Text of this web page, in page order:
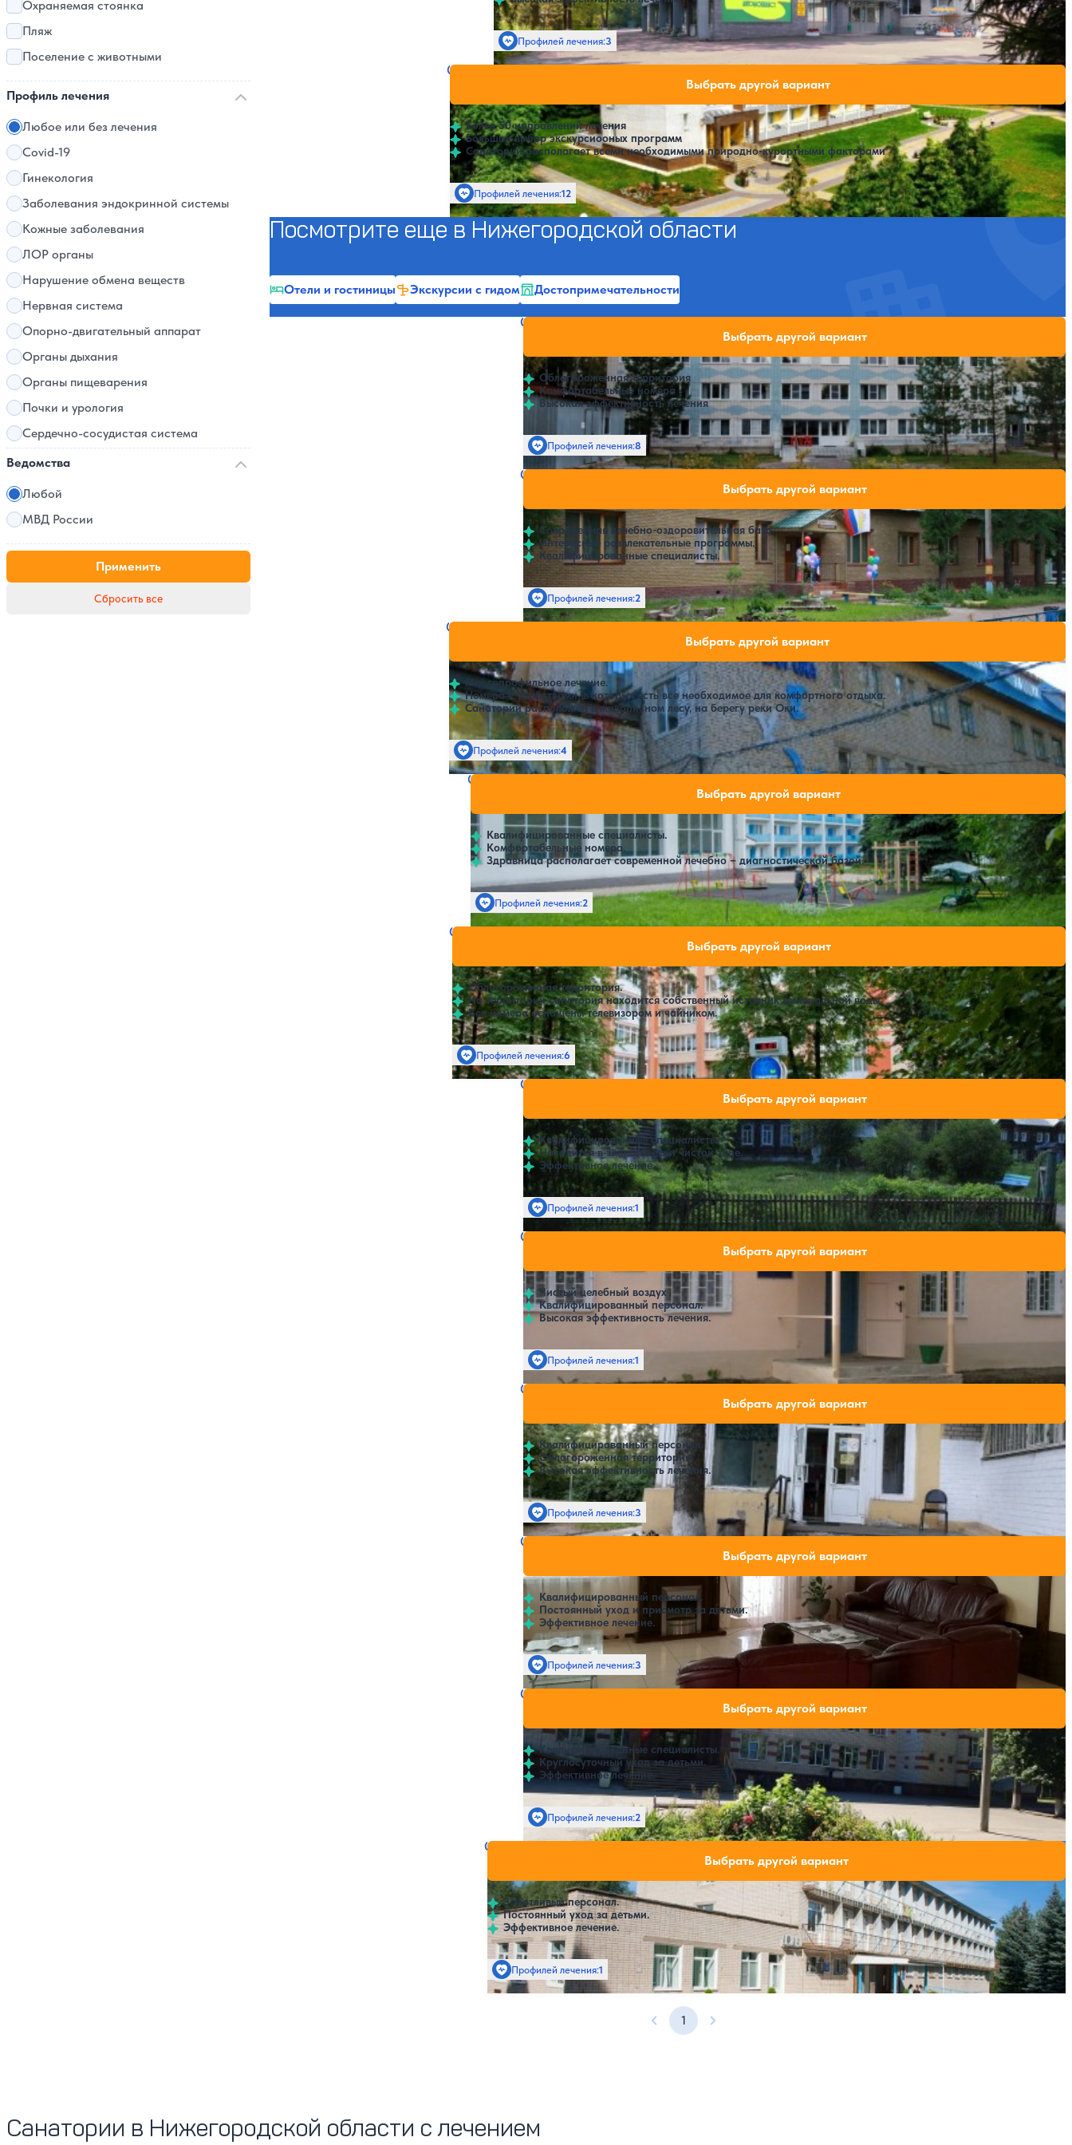
Охраняемая стоянка
Пляж
Поселение с животными
Профиль лечения
Любое или без лечения
Covid-19
Гинекология
Заболевания эндокринной системы
Кожные заболевания
ЛОР органы
Нарушение обмена веществ
Нервная система
Опорно-двигательный аппарат
Органы дыхания
Органы пищеварения
Почки и урология
Сердечно-сосудистая система
Ведомства
Любой
МВД России
Применить
Сбросить все
Профилей лечения:3 Крытый бассейн SPA
Санаторий Городецкий
4.3
Более 50 направлений лечения
Большой выбор экскурсиооных программ
Санаторий располагает всеми необходимыми природно-курортными факторами
Профилей лечения:12 Крытый бассейн
Нет цен или свободных мест на выбранные даты
Выбрать другой вариант
Посмотрите еще в Нижегородской области
Отели и гостиницы Экскурсии с гидом Достопримечательности
Санаторий Солнечный
4.4
Облагороженная территория
Комфортабельные номера
Высокая эффективность лечения
Профилей лечения:8 Крытый бассейн
Нет цен или свободных мест на выбранные даты
Выбрать другой вариант
Санаторий Большая Ельня
4.3
Современная лечебно-оздоровительная база.
Интересные развлекательные программы.
Квалифицированные специалисты.
Профилей лечения:2
Нет цен или свободных мест на выбранные даты
Выбрать другой вариант
Санаторий Голубая Ока
Многопрофильное лечение.
Номера с удобствами, в которых есть все необходимое для комфортного отдыха.
Санаторий расположен в живописном лесу, на берегу реки Оки.
Профилей лечения:4
Нет цен или свободных мест на выбранные даты
Выбрать другой вариант
Санаторий Горбатов
3.5
Квалифицированные специалисты.
Комфортабельные номера.
Здравница располагает современной лечебно – диагностической базой.
Профилей лечения:2
Нет цен или свободных мест на выбранные даты
Выбрать другой вариант
Санаторий им. ВЦСПС
4
Облагороженная территория.
На территории санатория находится собственный источник минеральной воды.
Все номера оснащены телевизором и чайником.
Профилей лечения:6 Крытый бассейн
Нет цен или свободных мест на выбранные даты
Выбрать другой вариант
Санаторий Старая Пустынь
4
Квалифицированные специалисты.
Находится в экологически чистой зоне.
Эффективное лечение.
Профилей лечения:1
Нет цен или свободных мест на выбранные даты
Выбрать другой вариант
Санаторий Бобыльский
Чистый целебный воздух
Квалифицированный персонал.
Высокая эффективность лечения.
Профилей лечения:1
Нет цен или свободных мест на выбранные даты
Выбрать другой вариант
Санаторий НМЗ
3.7
Квалифицированный персонал.
Облагороженная территория.
Высокая эффективность лечения.
Профилей лечения:3
Нет цен или свободных мест на выбранные даты
Выбрать другой вариант
Санаторий Железнодорожник
4.1
Квалифицированный персонал.
Постоянный уход и присмотр за детьми.
Эффективное лечение.
Профилей лечения:3 Крытый бассейн
Нет цен или свободных мест на выбранные даты
Выбрать другой вариант
Санаторий Городец
4.2
Квалифицированные специалисты.
Круглосуточный уход за детьми.
Эффективное лечение.
Профилей лечения:2 Крытый бассейн
Нет цен или свободных мест на выбранные даты
Выбрать другой вариант
Санаторий Детский психоневрологический Павловский
4.7
Заботливый персонал.
Постоянный уход за детьми.
Эффективное лечение.
Профилей лечения:1
Нет цен или свободных мест на выбранные даты
Выбрать другой вариант
Предыдущая страница
1 Следующая страница
Санатории в Нижегородской области с лечением